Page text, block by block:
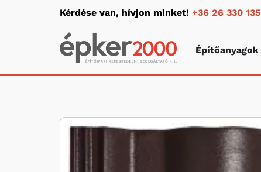
Kérdése van, hívjon minket! +36 26 330 135
Építőanyagok